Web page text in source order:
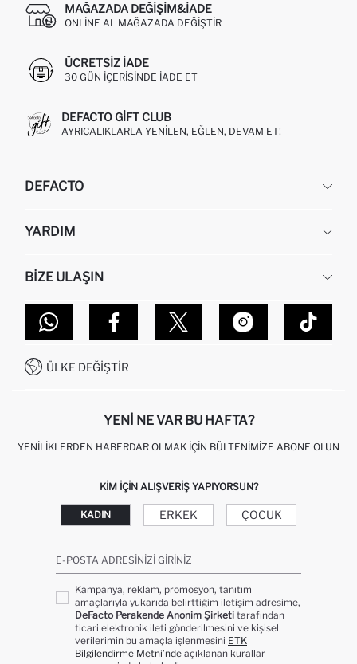
MAĞAZADA DEĞIŞIM&İADE
ONLINE AL MAĞAZADA DEĞIŞTIR
ÜCRETSIZ IADE
30 GÜN IÇERISINDE IADE ET
DEFACTO GIFT CLUB
AYRICALIKLARLA YENILEN, EĞLEN, DEVAM ET!
DEFACTO
HAKKIMIZDA
KURUMSAL SATIŞ
DEFACTO TEKNOLOJI
SITEMAP
YARDIM
SIPARIŞIMI NASIL TAKIP EDERIM?
NASIL İADE EDERIM?
GIFT CLUB SIKÇA SORULAN SORULAR
İŞLEM REHBERI
KAMPANYALAR
BIZE ULAŞIN
MAĞAZALARIMIZ
İLETIŞIM FORMU
0850 333 22 86
ÜLKE DEĞIŞTIR
YENI NE VAR BU HAFTA?
YENILIKLERDEN HABERDAR OLMAK İÇIN BÜLTENIMIZE ABONE OLUN
KIM IÇIN ALIŞVERIŞ YAPIYORSUN?
KADIN ERKEK ÇOCUK
E-POSTA ADRESINIZI GIRINIZ
Kampanya, reklam, promosyon, tanıtım
amaçlarıyla yukarıda belirttiğim iletişim adresime,
DeFacto Perakende Anonim Şirketi tarafından
ticari elektronik ileti gönderilmesini ve kişisel
verilerimin bu amaçla işlenmesini ETK
Bilgilendirme Metni’nde açıklanan kurallar